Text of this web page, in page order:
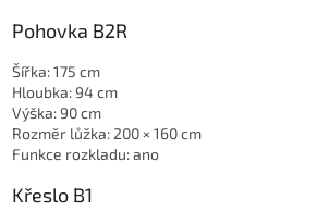
Pohovka B2R
Šířka: 175 cm
Hloubka: 94 cm
Výška: 90 cm
Rozměr lůžka: 200 × 160 cm
Funkce rozkladu: ano
Křeslo B1